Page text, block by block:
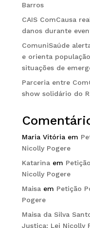
Barros
CAIS ComCausa
danos durante
ComuniSaúde
e orienta
situações de
Parceria entre
show solidário do
Maria Vitóriaem
Nicolly Pogere
Katarinaem
Nicolly Pogere
Maisaem Petição
Pogere
Maisa da Silva
Justiça: Lei Nicolly